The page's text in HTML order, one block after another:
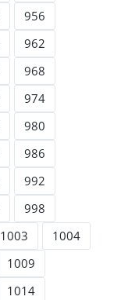
956
962
968
974
980
986
992
998
1003
1004
1009
1014